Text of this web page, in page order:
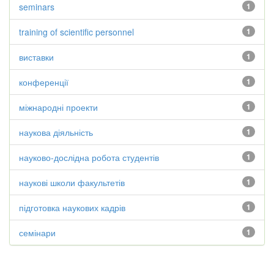
1
seminars
1
training of scientific personnel
1
виставки
1
конференції
1
міжнародні проекти
1
наукова діяльність
1
науково-дослідна робота студентів
1
наукові школи факультетів
1
підготовка наукових кадрів
1
семінари